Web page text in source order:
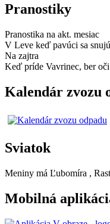
Pranostiky
Pranostika na akt. mesiac
V Leve keď pavúci sa
Na zajtra
Keď príde Vavrinec, ber
Kalendár zvozu
Sviatok
Meniny má Ľubomíra ,
Mobilná